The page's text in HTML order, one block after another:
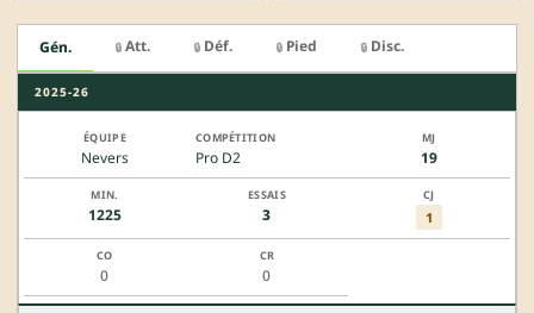
Gén. 🔒 Att. 🔒 Déf. 🔒 Pied 🔒 Disc.
2025-26
Nevers Pro D2 19
1225 3 1
0 0